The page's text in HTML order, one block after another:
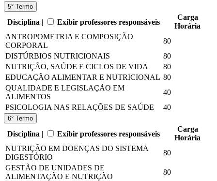
5° Termo
Disciplina | Exibir professores responsáveis
Carga
Horária
ANTROPOMETRIA E COMPOSIÇÃO
CORPORAL
80
DISTÚRBIOS NUTRICIONAIS
80
NUTRIÇÃO, SAÚDE E CICLOS DE VIDA
80
EDUCAÇÃO ALIMENTAR E NUTRICIONAL 80
QUALIDADE E LEGISLAÇÃO EM
ALIMENTOS
40
PSICOLOGIA NAS RELAÇÕES DE SAÚDE
40
6° Termo
Disciplina | Exibir professores responsáveis
Carga
Horária
NUTRIÇÃO EM DOENÇAS DO SISTEMA
DIGESTÓRIO
80
GESTÃO DE UNIDADES DE
ALIMENTAÇÃO E NUTRIÇÃO
80